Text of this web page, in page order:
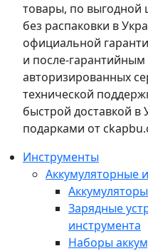
товары, по выгодной
без распаковки в
официальной
и после-
авторизированных
технической
быстрой доставкой в
подарками от
Инструменты
Аккумуляторные
Зарядные
инструмента
Наборы